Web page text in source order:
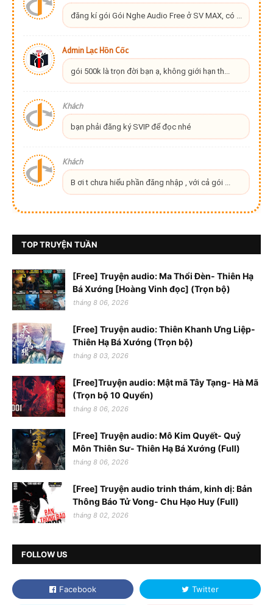
đăng kí gói Gói Nghe Audio Free ở SV MAX, có ...
Admin Lạc Hồn Cốc
gói 500k là trọn đời bạn ạ, không giới hạn th...
Khách
bạn phải đăng ký SVIP để đọc nhé
Khách
B ơi t chưa hiểu phần đăng nhập , với cả gói ...
TOP TRUYỆN TUẦN
[Free] Truyện audio: Ma Thổi Đèn- Thiên Hạ
Bá Xướng [Hoàng Vinh đọc] (Trọn bộ)
tháng 8 06, 2026
[Free] Truyện audio: Thiên Khanh Ưng Liệp-
Thiên Hạ Bá Xướng (Trọn bộ)
tháng 8 03, 2026
[Free]Truyện audio: Mật mã Tây Tạng- Hà Mã
(Trọn bộ 10 Quyển)
tháng 8 06, 2026
[Free] Truyện audio: Mô Kim Quyết- Quỷ
Môn Thiên Sư- Thiên Hạ Bá Xướng (Full)
tháng 8 06, 2026
[Free] Truyện audio trinh thám, kinh dị: Bản
Thông Báo Tử Vong- Chu Hạo Huy (Full)
tháng 8 02, 2026
FOLLOW US